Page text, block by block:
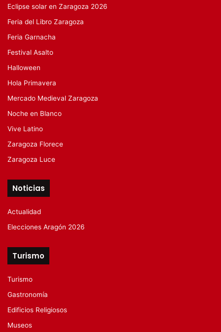
Eclipse solar en Zaragoza 2026
Feria del Libro Zaragoza
Feria Garnacha
Festival Asalto
Halloween
Hola Primavera
Mercado Medieval Zaragoza
Noche en Blanco
Vive Latino
Zaragoza Florece
Zaragoza Luce
Noticias
Actualidad
Elecciones Aragón 2026
Turismo
Turismo
Gastronomía
Edificios Religiosos
Museos